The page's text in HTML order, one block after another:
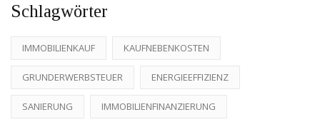
Schlagwörter
IMMOBILIENKAUF KAUFNEBENKOSTEN
GRUNDERWERBSTEUER ENERGIEEFFIZIENZ
SANIERUNG IMMOBILIENFINANZIERUNG